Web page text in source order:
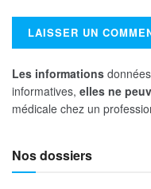
Les informations
informatives, elles ne
médicale chez un
Nos dossiers